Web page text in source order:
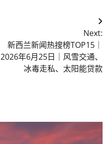
Next:
新西兰新闻热搜榜TOP15｜
2026年6月25日｜风雪交通、
冰毒走私、太阳能贷款